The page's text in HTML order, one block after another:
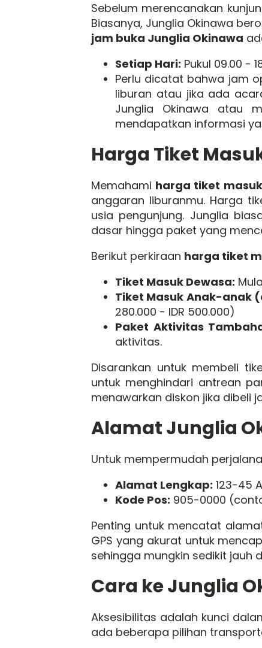
Sebelum merencanakan
Biasanya, Junglia Okinawa
jam buka Junglia Okinawa
Setiap Hari: Pukul 09.00 -
Perlu dicatat bahwa jam
liburan atau jika ada
Junglia Okinawa atau
mendapatkan informasi
Harga Tiket
Memahami harga tiket
anggaran liburanmu. Harga
usia pengunjung. Junglia
dasar hingga paket yang
Berikut perkiraan harga tiket
Tiket Masuk Dewasa:
Tiket Masuk Anak-anak
280.000 - IDR 500.000)
Paket Aktivitas
aktivitas.
Disarankan untuk membeli
untuk menghindari antrean
menawarkan diskon jika dibeli
Alamat Junglia
Untuk mempermudah
Alamat Lengkap: 123-45
Kode Pos: 905-0000
Penting untuk mencatat
GPS yang akurat untuk
sehingga mungkin sedikit jauh
Cara ke Junglia
Aksesibilitas adalah kunci
ada beberapa pilihan